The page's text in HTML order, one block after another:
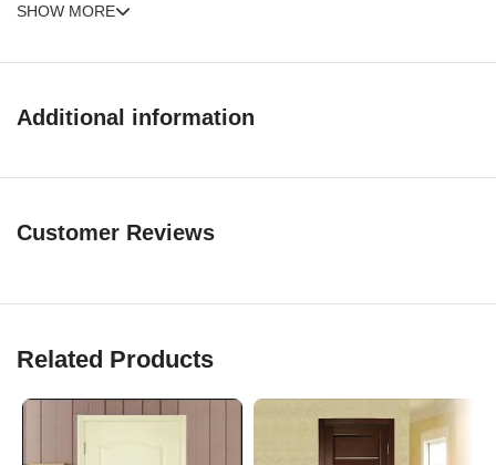
SHOW MORE
Additional information
Customer Reviews
Related Products